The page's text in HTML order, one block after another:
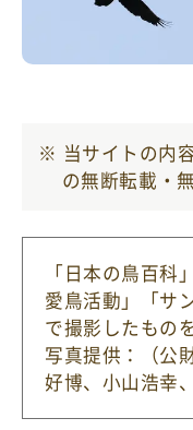
当サイトの内
の無断転載・
「日本の鳥百科
愛鳥活動」「サ
で撮影したもの
写真提供：（公
好博、小山浩幸